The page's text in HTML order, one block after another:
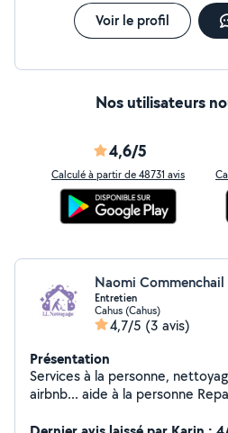
Voir le profil
Nos utilisateurs
4,6/5
Calculé à partir de 48731 avis
Naomi
Entretien
Cahus (Cahus)
4,7/5 (3 avis)
Présentation
Services à la personne,
airbnb... aide à la personne Repassage